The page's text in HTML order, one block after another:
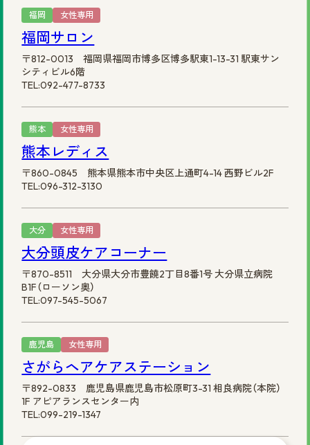
福岡 女性専用
福岡サロン
〒812-0013 福岡県福岡市博多区博多駅東1-13-31 駅東サン
シティビル6階
TEL:092-477-8733
熊本 女性専用
熊本レディス
〒860-0845 熊本県熊本市中央区上通町4-14 西野ビル2F
TEL:096-312-3130
大分 女性専用
大分頭皮ケアコーナー
〒870-8511 大分県大分市豊饒2丁目8番1号 大分県立病院
B1F（ローソン奥）
TEL:097-545-5067
鹿児島 女性専用
さがらヘアケアステーション
〒892-0833 鹿児島県鹿児島市松原町3-31 相良病院（本院）
1F アピアランスセンター内
TEL:099-219-1347